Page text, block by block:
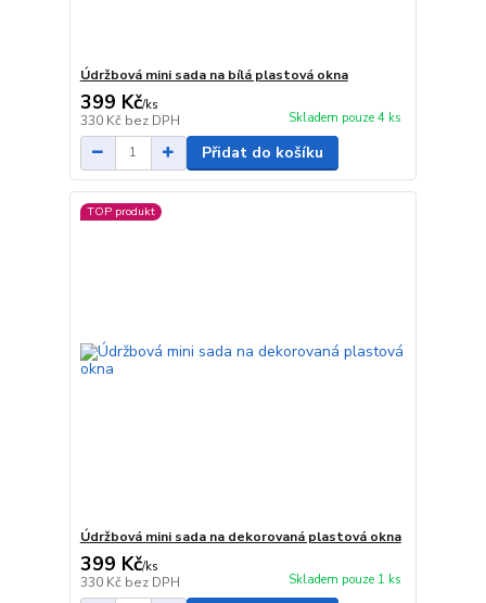
Údržbová mini sada na bílá plastová okna
399 Kč/ks
330 Kč bez DPH Skladem pouze 4 ks
Přidat do košíku
TOP produkt
Údržbová mini sada na dekorovaná plastová okna
399 Kč/ks
330 Kč bez DPH Skladem pouze 1 ks